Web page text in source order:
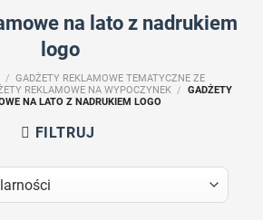
na lato z nadrukiem
logo
/ GADŻETY REKLAMOWE TEMATYCZNE ZE
REKLAMOWE NA WYPOCZYNEK /
GADŻETY
NA LATO Z NADRUKIEM LOGO
FILTRUJ